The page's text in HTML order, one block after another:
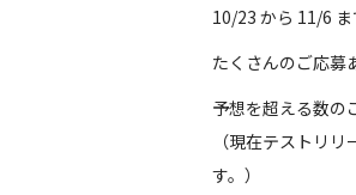
10/23 から 11/6
たくさんのご応募
予想を超える数の
（現在テストリ
す。）